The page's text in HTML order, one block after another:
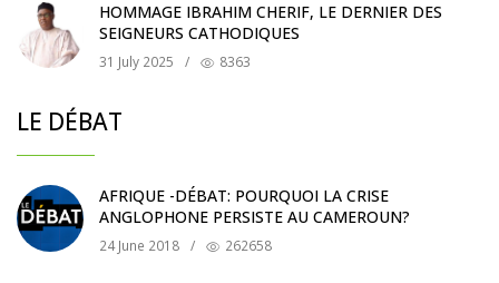
HOMMAGE IBRAHIM CHERIF, LE DERNIER DES
SEIGNEURS CATHODIQUES
31 July 2025 / 8363
LE DÉBAT
AFRIQUE -DÉBAT: POURQUOI LA CRISE
ANGLOPHONE PERSISTE AU CAMEROUN?
24 June 2018 / 262658